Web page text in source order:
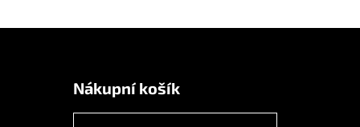
Nákupní košík